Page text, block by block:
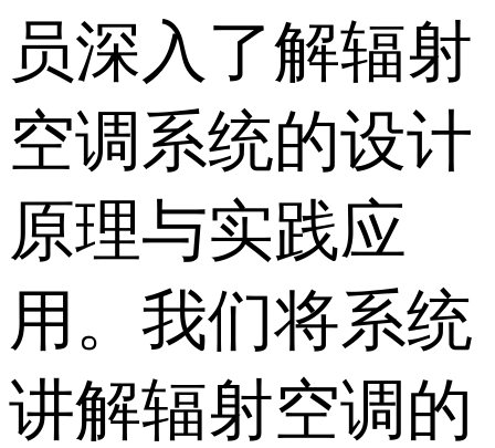
员深入了解辐射
空调系统的设计
原理与实践应
用。我们将系统
讲解辐射空调的